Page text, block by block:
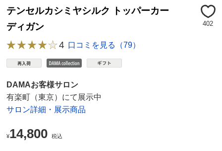
テンセルカシミヤシルク トッパーカー
ディガン
402
4 口コミを見る（79）
DAMAお客様サロン
有楽町（東京）にて展示中
サロン詳細・展示商品
¥14,800 税込